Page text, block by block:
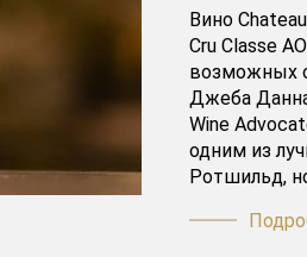
Вино
Cru Classe
возможных
Джеба
Wine
одним из
Ротшильд,